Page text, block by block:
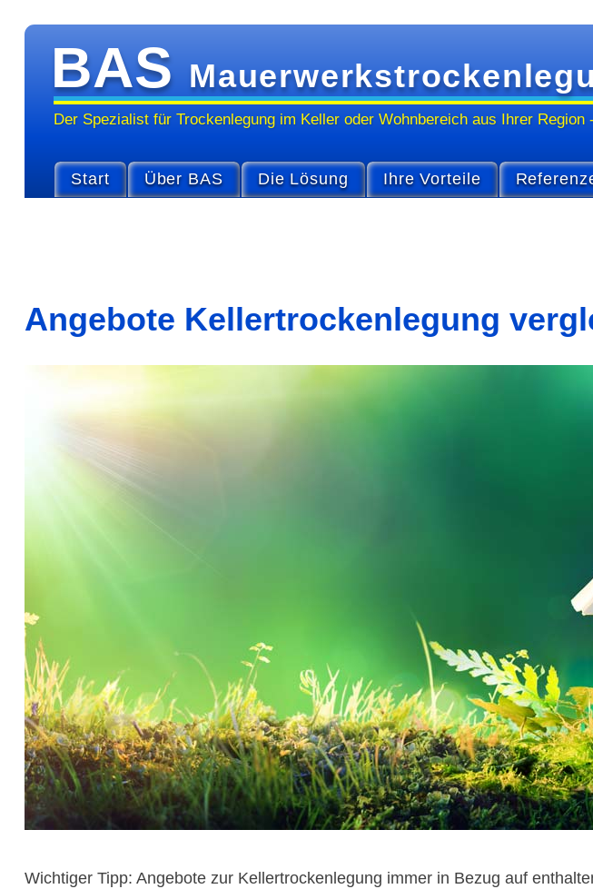
BAS
Der Spezialist für Trocken­legung im Keller oder Wohn­bereichaus Ihrer Region
Start Über BAS Die Lösung Ihre Vorteile
Angebote Kellertrockenlegung
Wichtiger Tipp: Angebote zur Kellertrockenlegung immer in Bezug auf